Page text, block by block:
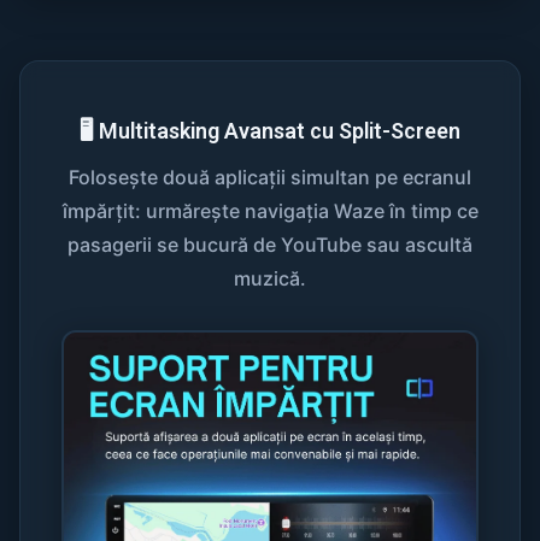
🖥️ Multitasking Avansat cu Split-Screen
Folosește două aplicații simultan pe ecranul
împărțit: urmărește navigația Waze în timp ce
pasagerii se bucură de YouTube sau ascultă
muzică.